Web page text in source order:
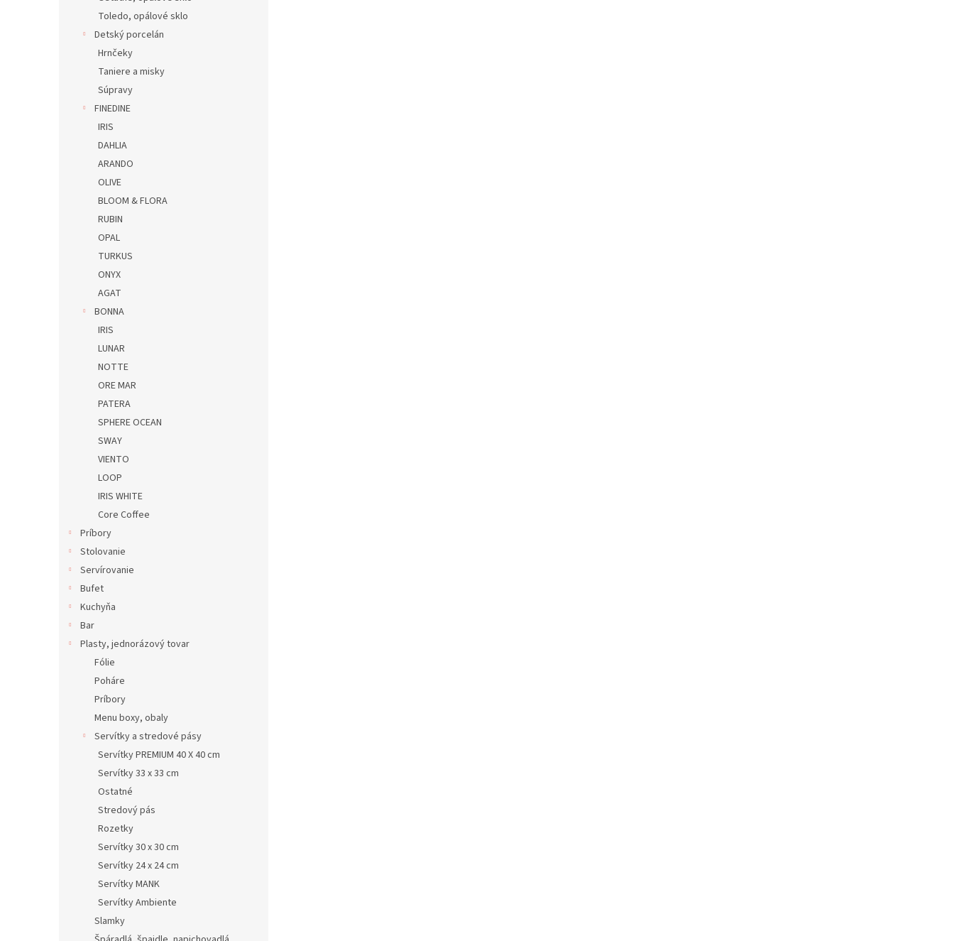
Toledo, opálové sklo
Detský porcelán
Hrnčeky
Taniere a misky
Súpravy
FINEDINE
IRIS
DAHLIA
ARANDO
OLIVE
BLOOM & FLORA
RUBIN
OPAL
TURKUS
ONYX
AGAT
BONNA
IRIS
LUNAR
NOTTE
ORE MAR
PATERA
SPHERE OCEAN
SWAY
VIENTO
LOOP
IRIS WHITE
Core Coffee
Príbory
Stolovanie
Servírovanie
Bufet
Kuchyňa
Bar
Plasty, jednorázový tovar
Fólie
Poháre
Príbory
Menu boxy, obaly
Servítky a stredové pásy
Servítky PREMIUM 40 X 40 cm
Servítky 33 x 33 cm
Ostatné
Stredový pás
Rozetky
Servítky 30 x 30 cm
Servítky 24 x 24 cm
Servítky MANK
Servítky Ambiente
Slamky